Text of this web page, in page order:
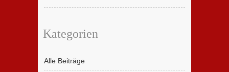
Kategorien
Alle Beiträge